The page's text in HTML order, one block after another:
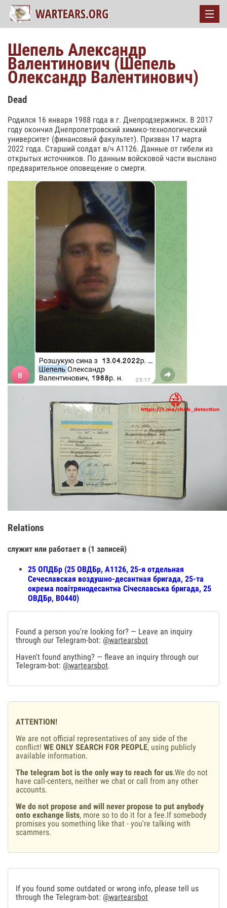
Шепель Александр
Валентинович (Шепель
Олександр Валентинович)
Dead
Родился 16 января 1988 года в г. Днепродзержинск. В 2017
году окончил Днепропетровский химико-технологический
университет (финансовый факультет). Призван 17 марта
2022 года. Старший солдат в/ч А1126. Данные от гибели из
открытых источников. По данным войсковой части выслано
предварительное оповещение о смерти.
Relations
служит или работает в (1 записей)
25 ОПДБр (25 ОВДБр, А1126, 25-я отдельная
Сечеславская воздушно-десантная бригада, 25-та
окрема повітрянодесантна Січеславська бригада, 25
ОВДБр, В0440)
Found a person you're looking for? — Leave an inquiry
through our Telegram-bot: @wartearsbot
Haven't found anything? — fleave an inquiry through our
Telegram-bot: @wartearsbot.
ATTENTION!
We are not official representatives of any side of the
conflict! WE ONLY SEARCH FOR PEOPLE, using publicly
available information.
The telegram bot is the only way to reach for us.We do not
have call-centers, neither we chat or call from any other
accounts.
We do not propose and will never propose to put anybody
onto exchange lists, more so to do it for a fee.If somebody
promises you something like that - you're talking with
scammers.
If you found some outdated or wrong info, please tell us
through the Telegram-bot: @wartearsbot